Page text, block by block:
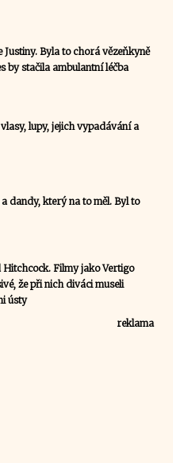
Byla to chorá vězeňkyně
by stačila ambulantní léčba
lupy, jejich vypadávání a
dandy, který na to měl. Byl to
Filmy jako Vertigo
že při nich diváci museli
ústy
reklama